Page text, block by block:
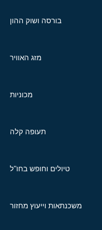
בורסה ושוק ההון
מזג האוויר
מכוניות
תעופה קלה
טיולים וחופש בחו"ל
משכנתאות וייעוץ מחזור